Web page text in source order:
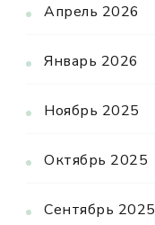
Апрель 2026
Январь 2026
Ноябрь 2025
Октябрь 2025
Сентябрь 2025